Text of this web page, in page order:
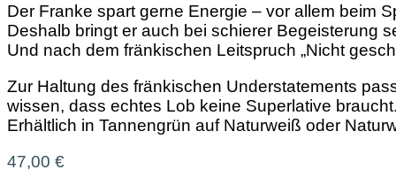
Der Franke spart gerne Energie – vor allem beim
Deshalb bringt er auch bei schierer Begeisterung
Und nach dem fränkischen Leitspruch „Nicht
Zur Haltung des fränkischen Understatements
wissen, dass echtes Lob keine Superlative braucht.
Erhältlich in Tannengrün auf Naturweiß oder
47,00 €